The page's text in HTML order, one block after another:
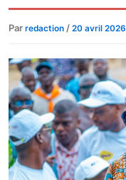
Par redaction / 20 avril 2026